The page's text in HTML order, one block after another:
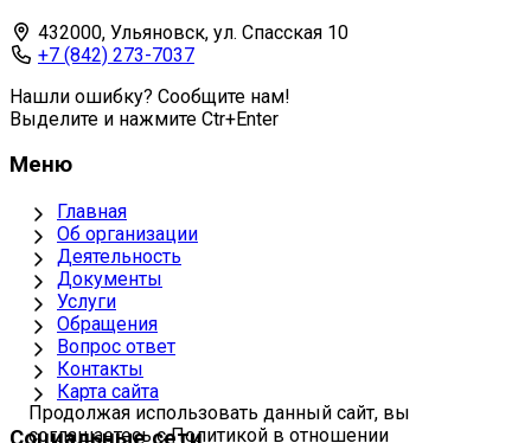
432000, Ульяновск, ул. Спасская 10
+7 (842) 273-7037
Нашли ошибку? Сообщите нам!
Выделите и нажмите Ctr+Enter
Меню
Главная
Об организации
Деятельность
Документы
Услуги
Обращения
Вопрос ответ
Контакты
Карта сайта
Продолжая использовать данный сайт, вы
соглашаетесь с Политикой в отношении